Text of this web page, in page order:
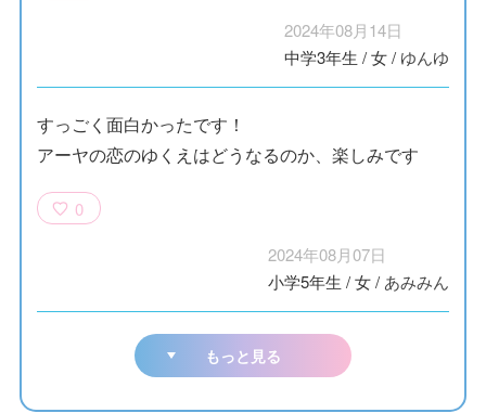
2024年08月14日
中学3年生 /女/ ゆんゆ
すっごく面白かったです！
アーヤの恋のゆくえはどうなるのか、楽しみです
0
2024年08月07日
小学5年生 /女/ あみみん
もっと見る